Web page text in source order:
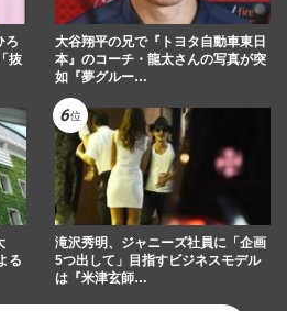
ろ
抜
大谷翔平の兄で『トヨタ自動車東日
本』のコーチ・龍太さんの写真が突
如『夢グルー…
る
滝沢秀明、ジャニーズ社員に「企画
5つ出して」目指すビジネスモデル
は『米津玄師…